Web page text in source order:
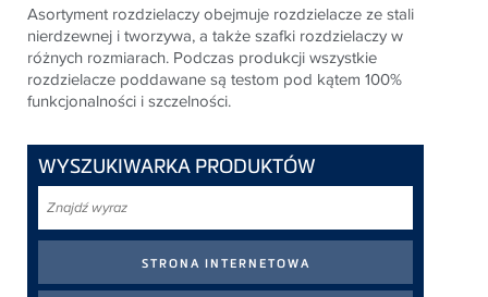
Asortyment rozdzielaczy obejmuje rozdzielacze ze stali
nierdzewnej i tworzywa, a także szafki rozdzielaczy w
różnych rozmiarach. Podczas produkcji wszystkie
rozdzielacze poddawane są testom pod kątem 100%
funkcjonalności i szczelności.
WYSZUKIWARKA PRODUKTÓW
wyraz